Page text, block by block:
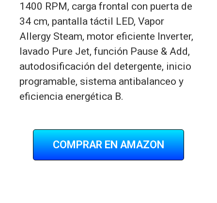
1400 RPM, carga frontal con puerta de
34 cm, pantalla táctil LED, Vapor
Allergy Steam, motor eficiente Inverter,
lavado Pure Jet, función Pause & Add,
autodosificación del detergente, inicio
programable, sistema antibalanceo y
eficiencia energética B.
COMPRAR EN AMAZON